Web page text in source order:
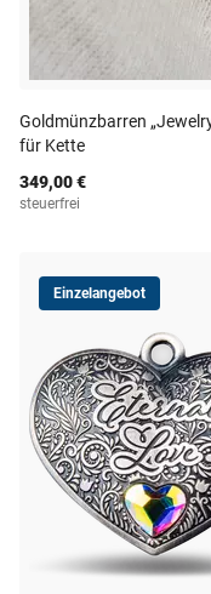
Goldmünzbarren
für Kette
349,00 €
steuerfrei
Einzelangebot